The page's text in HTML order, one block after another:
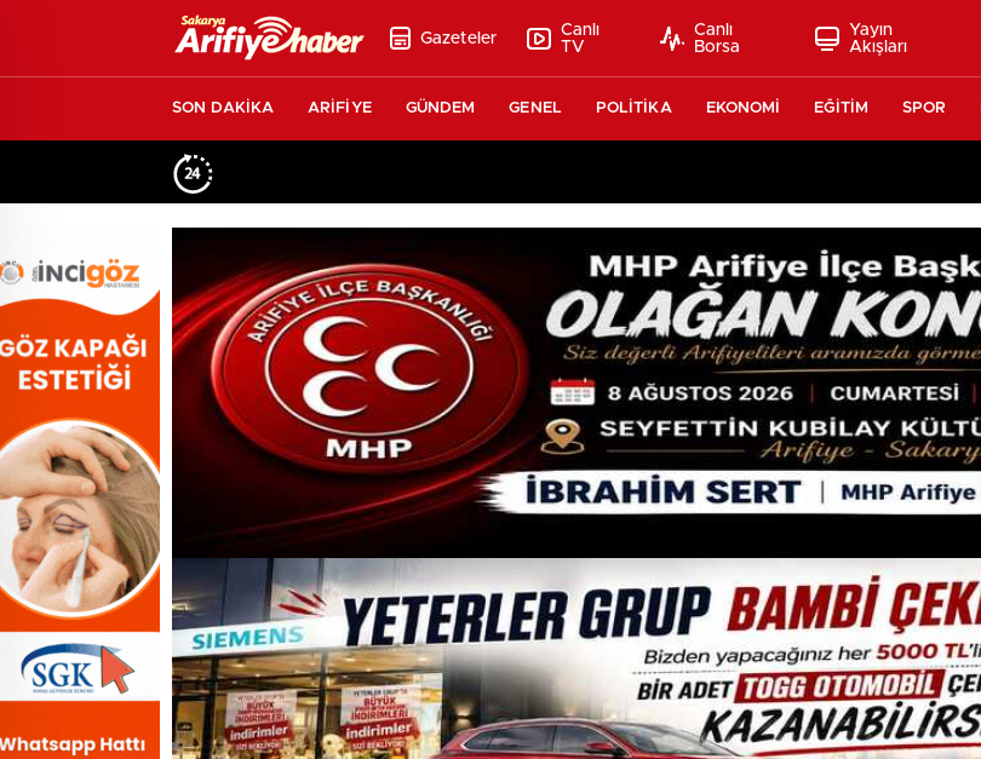
Gazeteler
Canlı
TV
Canlı
Borsa
Yayın
Akışları
SON DAKİKA ARİFİYE GÜNDEM GENEL POLİTİKA EKONOMİ EĞİTİM SPOR